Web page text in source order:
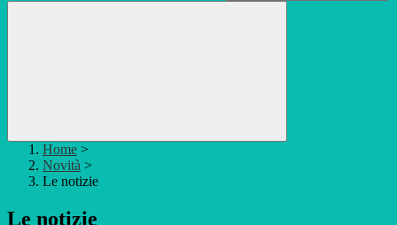
Home >
Novità >
Le notizie
Le notizie